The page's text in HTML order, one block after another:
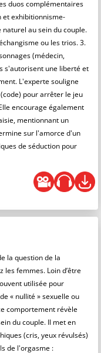
duos complémentaires
et exhibitionnisme-
au sein du couple.
ou les trios. 3.
(médecin,
s'autorisent une liberté et
L'experte souligne
pour arrêter le jeu
encourage également
mentionnant un
sur l'amorce d'un
de séduction pour
la question de la
femmes. Loin d’être
utilisée pour
« nullité » sexuelle ou
comportement révèle
du couple. Il met en
(cris, yeux révulsés)
de l'orgasme :